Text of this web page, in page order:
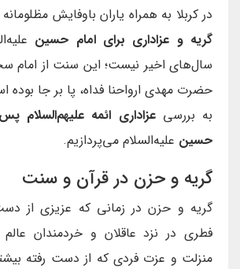
در کربلا به همراه یاران باوفایش
گریه و عزاداری برای امام حسین
سال‌های اخیر نیست؛ این سنت از امام
حضرت مهدی ارواحنا فداه، پا بر جا بوده
به بررسیعزاداری ائمه علیهم‌السلام
حسین علیه‌السلام می‌پردازیم.
گریه و حزن در قرآن و سنت
گریه و حزن در زمانی که عزیزی از
فطری در نزد عاقلان و خردمندان
منزلت و عزت فردی که از دست رفته